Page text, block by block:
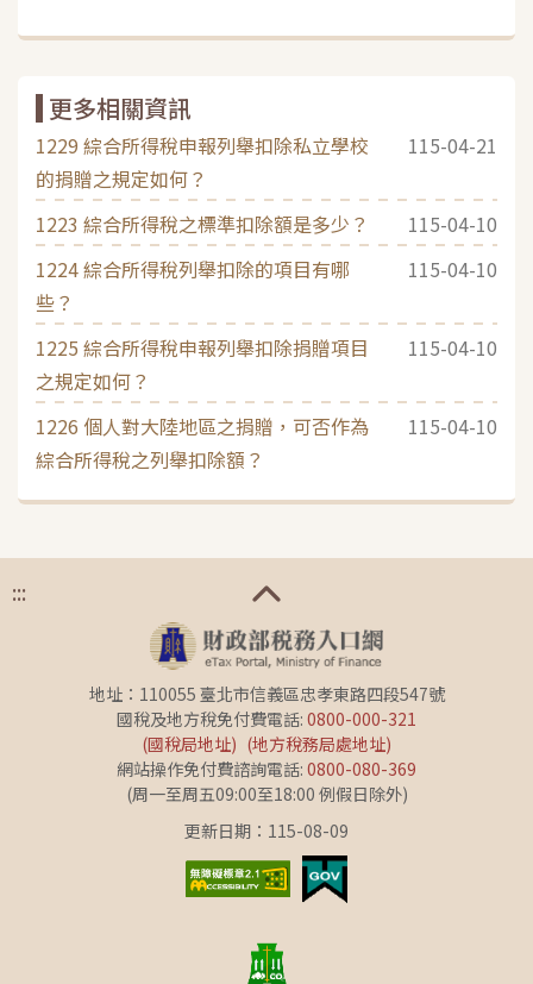
更多相關資訊
1229 綜合所得稅申報列舉扣除私立學校
的捐贈之規定如何？
115-04-21
1223 綜合所得稅之標準扣除額是多少？
115-04-10
1224 綜合所得稅列舉扣除的項目有哪
些？
115-04-10
1225 綜合所得稅申報列舉扣除捐贈項目
之規定如何？
115-04-10
1226 個人對大陸地區之捐贈，可否作為
綜合所得稅之列舉扣除額？
115-04-10
:::
地址：110055 臺北市信義區忠孝東路四段547號
國稅及地方稅免付費電話: 0800-000-321
(國稅局地址) (地方稅務局處地址)
網站操作免付費諮詢電話: 0800-080-369
(周一至周五09:00至18:00 例假日除外)
更新日期：115-08-09